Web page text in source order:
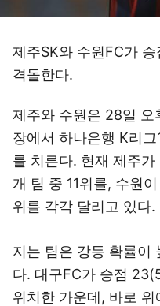
제주SK와 수원FC가
격돌한다.
제주와 수원은 28일
장에서 하나은행 K리
를 치른다. 현재 제주
개 팀 중 11위를, 수원
위를 각각 달리고 있다.
지는 팀은 강등 확률이
다. 대구FC가 승점
위치한 가운데, 바로